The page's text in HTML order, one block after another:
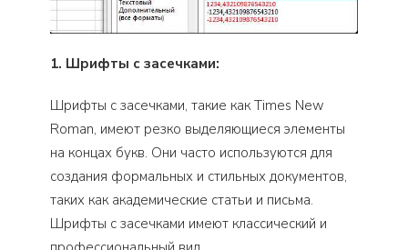
1. Шрифты с засечками:
Шрифты с засечками, такие как Times New
Roman, имеют резко выделяющиеся элементы
на концах букв. Они часто используются для
создания формальных и стильных документов,
таких как академические статьи и письма.
Шрифты с засечками имеют классический и